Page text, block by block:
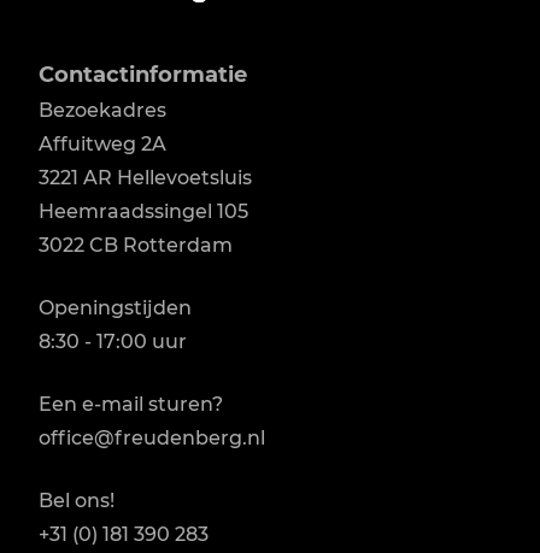
Contactinformatie
Bezoekadres
Affuitweg 2A
3221 AR Hellevoetsluis
Heemraadssingel 105
3022 CB Rotterdam
Openingstijden
8:30 - 17:00 uur
Een e-mail sturen?
office@freudenberg.nl
Bel ons!
+31 (0) 181 390 283